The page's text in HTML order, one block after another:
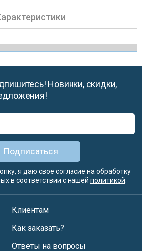
Новинки, скидки,
Подписаться
я даю свое согласие на обработку
в соответствии с нашей политикой
Клиентам
Как заказать?
Ответы на вопросы